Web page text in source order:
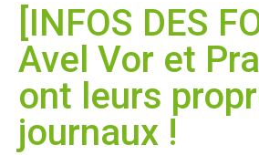
[INFOS DES
Avel Vor et
ont leurs
journaux !